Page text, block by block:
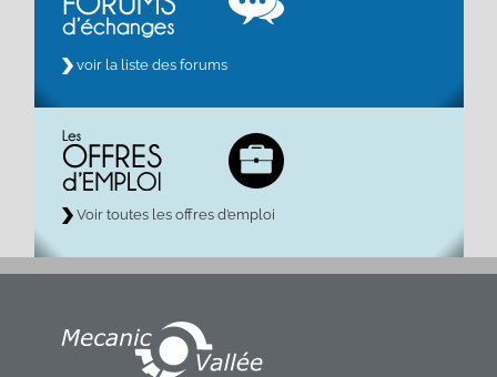
voir la liste des forums
Voir toutes les offres d’emploi